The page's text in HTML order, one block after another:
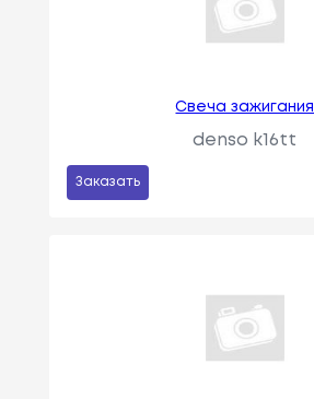
Свеча зажигания
denso k16tt
Заказать